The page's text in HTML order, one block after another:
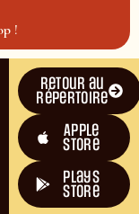
!
Retour au
répertoire
Apple
Store
plays
store